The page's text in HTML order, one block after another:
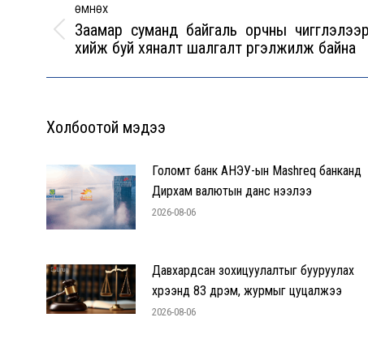
navigation
ӨМНӨХ
Previous
Заамар суманд байгаль орчны чигглэлээр
хийж буй хяналт шалгалт үргэлжилж байна
Холбоотой мэдээ
Голомт банк АНЭУ-ын Mashreq банканд
Дирхам валютын данс нээлээ
2026-08-06
Давхардсан зохицуулалтыг бууруулах
хүрээнд 83 дүрэм, журмыг цуцалжээ
2026-08-06